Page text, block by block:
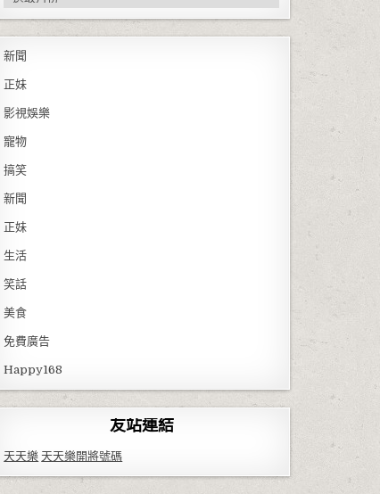
新聞
正妹
影視娛樂
寵物
搞笑
新聞
正妹
生活
笑話
美食
免費廣告
Happy168
友站連結
天天樂 天天樂開將號碼